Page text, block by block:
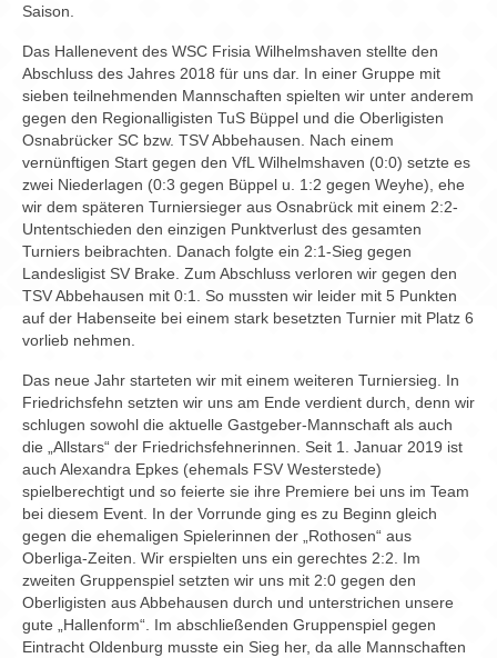
Saison.
Das Hallenevent des WSC Frisia Wilhelmshaven stellte den
Abschluss des Jahres 2018 für uns dar. In einer Gruppe mit
sieben teilnehmenden Mannschaften spielten wir unter anderem
gegen den Regionalligisten TuS Büppel und die Oberligisten
Osnabrücker SC bzw. TSV Abbehausen. Nach einem
vernünftigen Start gegen den VfL Wilhelmshaven (0:0) setzte es
zwei Niederlagen (0:3 gegen Büppel u. 1:2 gegen Weyhe), ehe
wir dem späteren Turniersieger aus Osnabrück mit einem 2:2-
Untentschieden den einzigen Punktverlust des gesamten
Turniers beibrachten. Danach folgte ein 2:1-Sieg gegen
Landesligist SV Brake. Zum Abschluss verloren wir gegen den
TSV Abbehausen mit 0:1. So mussten wir leider mit 5 Punkten
auf der Habenseite bei einem stark besetzten Turnier mit Platz 6
vorlieb nehmen.
Das neue Jahr starteten wir mit einem weiteren Turniersieg. In
Friedrichsfehn setzten wir uns am Ende verdient durch, denn wir
schlugen sowohl die aktuelle Gastgeber-Mannschaft als auch
die „Allstars“ der Friedrichsfehnerinnen. Seit 1. Januar 2019 ist
auch Alexandra Epkes (ehemals FSV Westerstede)
spielberechtigt und so feierte sie ihre Premiere bei uns im Team
bei diesem Event. In der Vorrunde ging es zu Beginn gleich
gegen die ehemaligen Spielerinnen der „Rothosen“ aus
Oberliga-Zeiten. Wir erspielten uns ein gerechtes 2:2. Im
zweiten Gruppenspiel setzten wir uns mit 2:0 gegen den
Oberligisten aus Abbehausen durch und unterstrichen unsere
gute „Hallenform“. Im abschließenden Gruppenspiel gegen
Eintracht Oldenburg musste ein Sieg her, da alle Mannschaften